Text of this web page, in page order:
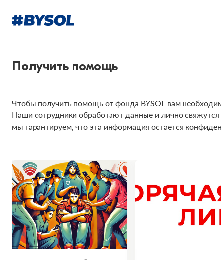
Получить помощь
Чтобы получить помощь от фонда BYSOL вам
Наши сотрудники обработают данные и лично
мы гарантируем, что эта информация остается